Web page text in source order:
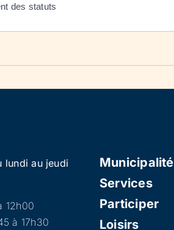
des statuts
lundi au jeudi
12h00
à 17h30
Municipalité
Services
Participer
Loisirs